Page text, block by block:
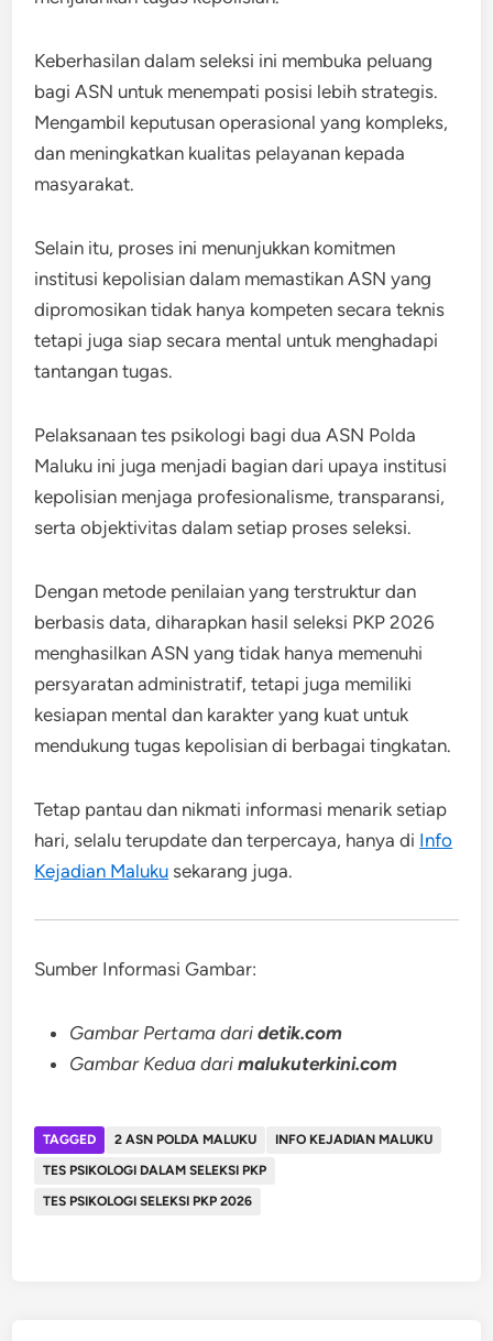
Keberhasilan dalam seleksi ini membuka peluang
bagi ASN untuk menempati posisi lebih strategis.
Mengambil keputusan operasional yang kompleks,
dan meningkatkan kualitas pelayanan kepada
masyarakat.
Selain itu, proses ini menunjukkan komitmen
institusi kepolisian dalam memastikan ASN yang
dipromosikan tidak hanya kompeten secara teknis
tetapi juga siap secara mental untuk menghadapi
tantangan tugas.
Pelaksanaan tes psikologi bagi dua ASN Polda
Maluku ini juga menjadi bagian dari upaya institusi
kepolisian menjaga profesionalisme, transparansi,
serta objektivitas dalam setiap proses seleksi.
Dengan metode penilaian yang terstruktur dan
berbasis data, diharapkan hasil seleksi PKP 2026
menghasilkan ASN yang tidak hanya memenuhi
persyaratan administratif, tetapi juga memiliki
kesiapan mental dan karakter yang kuat untuk
mendukung tugas kepolisian di berbagai tingkatan.
Tetap pantau dan nikmati informasi menarik setiap
hari, selalu terupdate dan terpercaya, hanya di Info
Kejadian Maluku sekarang juga.
Sumber Informasi Gambar:
Gambar Pertama daridetik.com
Gambar Kedua darimalukuterkini.com
TAGGED 2 ASN POLDA MALUKU
INFO KEJADIAN MALUKU
TES PSIKOLOGI DALAM SELEKSI PKP
TES PSIKOLOGI SELEKSI PKP 2026